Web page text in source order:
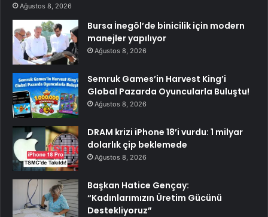
Ağustos 8, 2026
Bursa İnegöl’de binicilik için modern
manejler yapılıyor
Ağustos 8, 2026
Semruk Games’in Harvest King’i
Global Pazarda Oyuncularla Buluştu!
Ağustos 8, 2026
DRAM krizi iPhone 18’i vurdu: 1 milyar
dolarlık çip beklemede
Ağustos 8, 2026
Başkan Hatice Gençay:
“Kadınlarımızın Üretim Gücünü
Destekliyoruz”